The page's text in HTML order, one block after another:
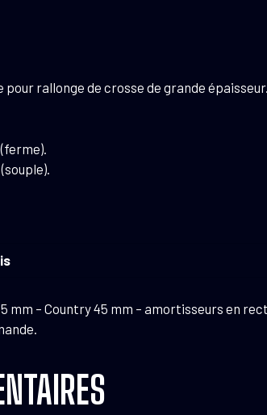
-
rallonge de crosse de grande
mm – Country 45 mm – amortisseurs en